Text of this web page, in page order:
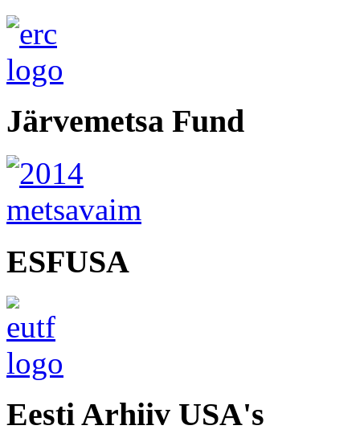
Järvemetsa Fund
ESFUSA
Eesti Arhiiv USA's